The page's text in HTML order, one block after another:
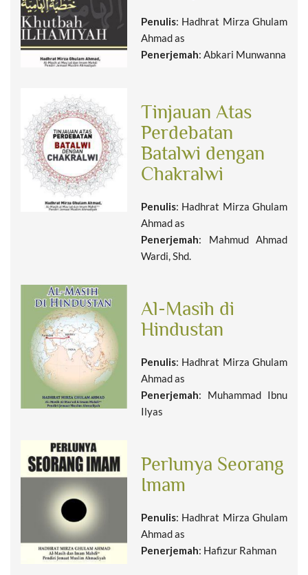
Penulis: Hadhrat Mirza Ghulam
Ahmad as
Penerjemah: Abkari Munwanna
Tinjauan Atas
Perdebatan
Batalwi dengan
Chakralwi
Penulis: Hadhrat Mirza Ghulam
Ahmad as
Penerjemah: Mahmud Ahmad
Wardi, Shd.
Al-Masih di
Hindustan
Penulis: Hadhrat Mirza Ghulam
Ahmad as
Penerjemah: Muhammad Ibnu
Ilyas
Perlunya Seorang
Imam
Penulis: Hadhrat Mirza Ghulam
Ahmad as
Penerjemah: Hafizur Rahman